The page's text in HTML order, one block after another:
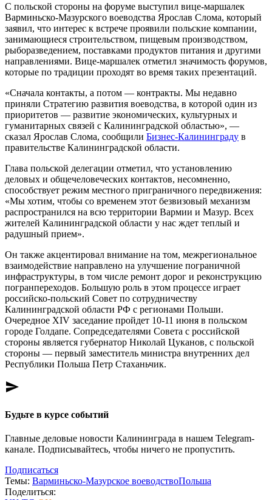
С польской стороны на форуме выступил вице-маршалек
Варминьско-Мазурского воеводства Ярослав Слома, который
заявил, что интерес к встрече проявили польские компании,
занимающиеся строительством, пищевым производством,
рыборазведением, поставками продуктов питания и другими
направлениями. Вице-маршалек отметил значимость форумов,
которые по традиции проходят во время таких презентаций.
«Сначала контакты, а потом — контракты. Мы недавно
приняли Стратегию развития воеводства, в которой один из
приоритетов — развитие экономических, культурных и
гуманитарных связей с Калининградской областью», —
сказал Ярослав Слома, сообщили Бизнес-Калининграду в
правительстве Калининградской области.
Глава польской делегации отметил, что установлению
деловых и общечеловеческих контактов, несомненно,
способствует режим местного приграничного передвижения:
«Мы хотим, чтобы со временем этот безвизовый механизм
распространился на всю территории Вармии и Мазур. Всех
жителей Калининградской области у нас ждет теплый и
радушный прием».
Он также акцентировал внимание на том, межрегиональное
взаимодействие направлено на улучшение пограничной
инфраструктуры, в том числе ремонт дорог и реконструкцию
погранпереходов. Большую роль в этом процессе играет
российско-польский Совет по сотрудничеству
Калининградской области РФ с регионами Польши.
Очередное XIV заседание пройдет 10-11 июня в польском
городе Голдапе. Сопредседателями Совета с российской
стороны является губернатор Николай Цуканов, с польской
стороны — первый заместитель министра внутренних дел
Республики Польша Петр Стаханьчик.
send
Будьте в курсе событий
Главные деловые новости Калининграда в нашем Telegram-
канале. Подписывайтесь, чтобы ничего не пропустить.
Подписаться
Темы: Варминьско-Мазурское воеводствоПольша
Поделиться: